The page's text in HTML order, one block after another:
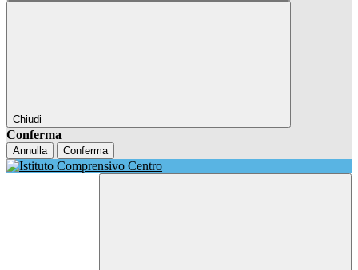
Chiudi
Conferma
Annulla Conferma